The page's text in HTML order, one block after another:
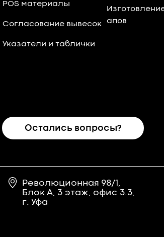
POS материалы
Согласование вывесок
Указатели и таблички
апов
Остались вопросы?
Революционная 98/1,
Блок А, 3 этаж, офис 3.3,
г. Уфа